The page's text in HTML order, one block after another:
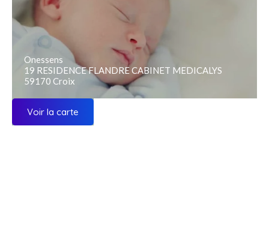
Onessens
19 RESIDENCE FLANDRE CABINET MEDICALYS
59170 Croix
Voir la carte